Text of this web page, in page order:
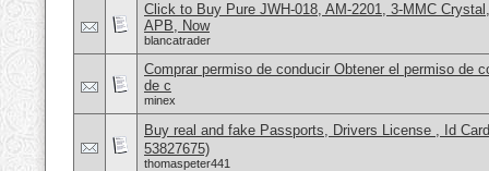
Click to Buy Pure JWH-018, AM-2201, 3-MMC
APB, Now
blancatrader
Comprar permiso de conducir Obtener el permiso de
de c
minex
Buy real and fake Passports, Drivers License , Id
53827675)
thomaspeter441